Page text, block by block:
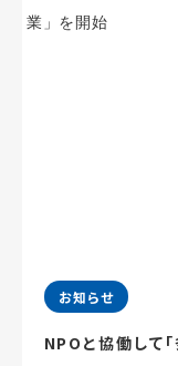
お知らせ
NPOと協働して